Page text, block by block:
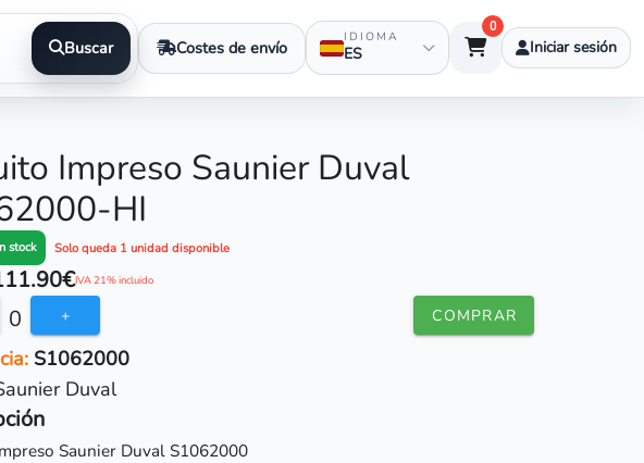
Buscar Costes de envío IDIOMA
ES
0
Iniciar sesión
Impreso Saunier Duval
HI
stock Solo queda 1 unidad disponible
IVA 21% incluido
0 + COMPRAR
S1062000
Duval
Saunier Duval S1062000